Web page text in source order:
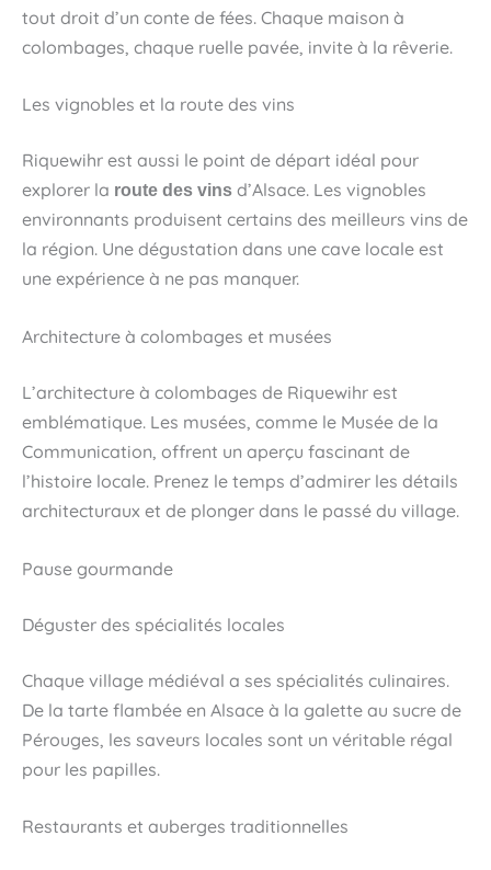
tout droit d’un conte de fées. Chaque maison à
colombages, chaque ruelle pavée, invite à la rêverie.
Les vignobles et la route des vins
Riquewihr est aussi le point de départ idéal pour
explorer la route des vins d’Alsace. Les vignobles
environnants produisent certains des meilleurs vins de
la région. Une dégustation dans une cave locale est
une expérience à ne pas manquer.
Architecture à colombages et musées
L’architecture à colombages de Riquewihr est
emblématique. Les musées, comme le Musée de la
Communication, offrent un aperçu fascinant de
l’histoire locale. Prenez le temps d’admirer les détails
architecturaux et de plonger dans le passé du village.
Pause gourmande
Déguster des spécialités locales
Chaque village médiéval a ses spécialités culinaires.
De la tarte flambée en Alsace à la galette au sucre de
Pérouges, les saveurs locales sont un véritable régal
pour les papilles.
Restaurants et auberges traditionnelles